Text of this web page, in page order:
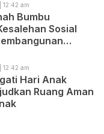
am
Bumbu
Sosial
am
Hari Anak
Ruang Aman